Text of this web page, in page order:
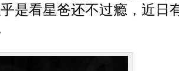
是看星爸还不过瘾，近日